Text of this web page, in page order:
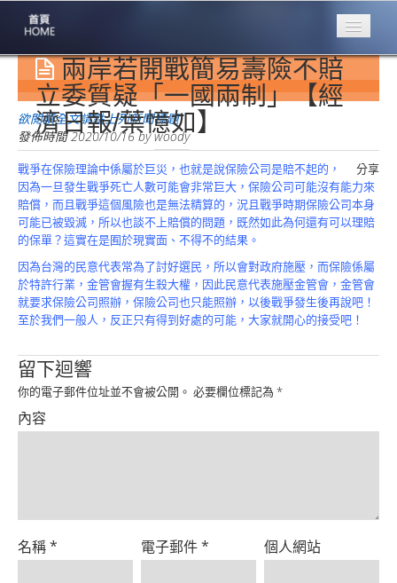
專業豐林
Professional
保險大家談
1386集
台灣商業保險
第一品牌
關於豐林
About
服務項目
Service
火災保額
商品簡介
Product
兩岸若開戰簡易壽險不賠
立委質疑「一國兩制」【經
濟日報/葉憶如】
欲閱讀全文請點上列新聞標題
發佈時間2020/10/16 bywoody
分享
戰爭在保險理論中係屬於巨災，也就是說保險公司是賠不起的，
因為一旦發生戰爭死亡人數可能會非常巨大，保險公司可能沒有能力來
賠償，而且戰爭這個風險也是無法精算的，況且戰爭時期保險公司本身
可能已被毀滅，所以也談不上賠償的問題，既然如此為何還有可以理賠
的保單？這實在是囿於現實面、不得不的結果。
因為台灣的民意代表常為了討好選民，所以會對政府施壓，而保險係屬
於特許行業，金管會握有生殺大權，因此民意代表施壓金管會，金管會
就要求保險公司照辦，保險公司也只能照辦，以後戰爭發生後再說吧！
至於我們一般人，反正只有得到好處的可能，大家就開心的接受吧！
留下迴響
你的電子郵件位址並不會被公開。 必要欄位標記為 *
內容
名稱* 電子郵件* 個人網站